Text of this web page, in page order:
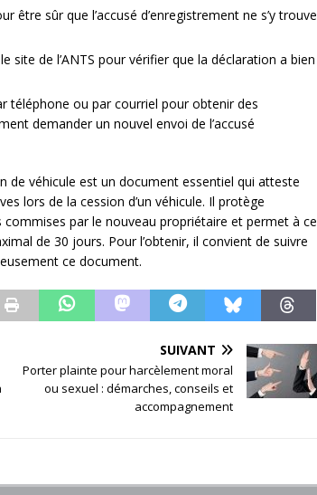
être sûr que l’accusé d’enregistrement ne s’y trouve
site de l’ANTS pour vérifier que la déclaration a bien
téléphone ou par courriel pour obtenir des
demander un nouvel envoi de l’accusé
de véhicule est un document essentiel qui atteste
lors de la cession d’un véhicule. Il protège
commises par le nouveau propriétaire et permet à ce
de 30 jours. Pour l’obtenir, il convient de suivre
ce document.
SUIVANT
Porter plainte pour harcèlement moral
ou sexuel : démarches, conseils et
accompagnement